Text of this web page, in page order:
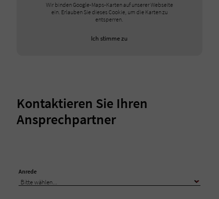
Wir binden Google-Maps-Karten auf unserer Webseite
ein. Erlauben Sie dieses Cookie, um die Karten zu
entsperren.
Ich stimme zu
Kontaktieren Sie Ihren
Ansprechpartner
Anrede